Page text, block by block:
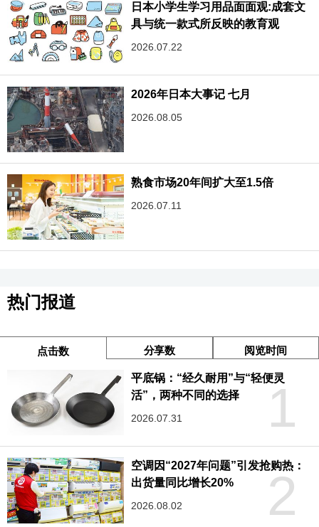
日本小学生学习用品面面观:成套文
具与统一款式所反映的教育观
2026.07.22
2026年日本大事记 七月
2026.08.05
熟食市场20年间扩大至1.5倍
2026.07.11
热门报道
点击数 分享数 阅览时间
1
平底锅：“经久耐用”与“轻便灵
活”，两种不同的选择
2026.07.31
2
空调因“2027年问题”引发抢购热：
出货量同比增长20%
2026.08.02